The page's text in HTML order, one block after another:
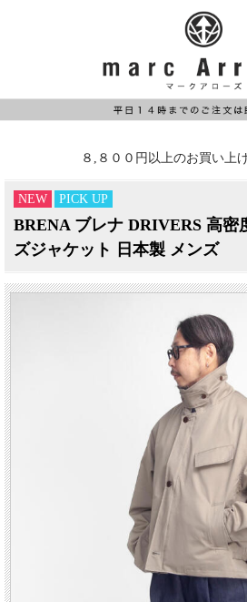
８,８００円以上のお買い上
NEW PICK UP
BRENA ブレナ DRIVERS 高密
ズジャケット 日本製 メンズ